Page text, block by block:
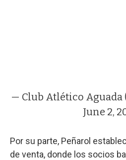
— Club Atlético Aguada
June 2,
Por su parte, Peñarol
de venta, donde los socios